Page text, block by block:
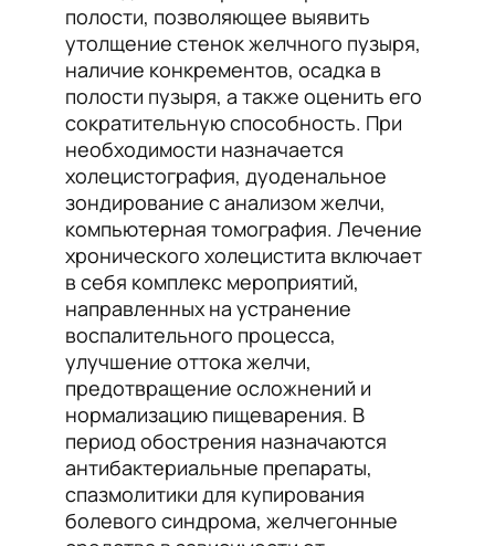
полости, позволяющее выявить
утолщение стенок желчного пузыря,
наличие конкрементов, осадка в
полости пузыря, а также оценить его
сократительную способность. При
необходимости назначается
холецистография, дуоденальное
зондирование с анализом желчи,
компьютерная томография. Лечение
хронического холецистита включает
в себя комплекс мероприятий,
направленных на устранение
воспалительного процесса,
улучшение оттока желчи,
предотвращение осложнений и
нормализацию пищеварения. В
период обострения назначаются
антибактериальные препараты,
спазмолитики для купирования
болевого синдрома, желчегонные